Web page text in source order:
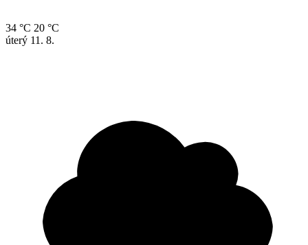
34 °C 20 °C
úterý 11. 8.